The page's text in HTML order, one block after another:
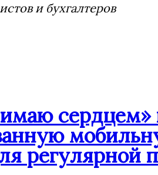
и бухгалтеров
сердцем»
регулярной